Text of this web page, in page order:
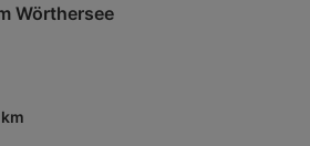
Wörthersee